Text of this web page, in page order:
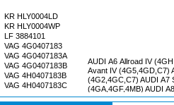
KR HLY0004LD
KR HLY0004WP
LF 3884101
VAG 4G0407183
VAG 4G0407183A
VAG 4G0407183B
VAG 4H0407183B
VAG 4H0407183C
AUDI A6 Allroad IV
Avant IV (4G5,4GD,C7)
(4G2,4GC,C7) AUDI A7
(4GA,4GF,4MB) AUDI
4HL)